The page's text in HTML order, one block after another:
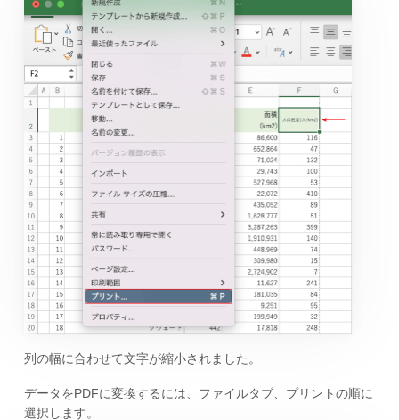
列の幅に合わせて文字が縮小されました。
データをPDFに変換するには、ファイルタブ、プリントの順に
選択します。